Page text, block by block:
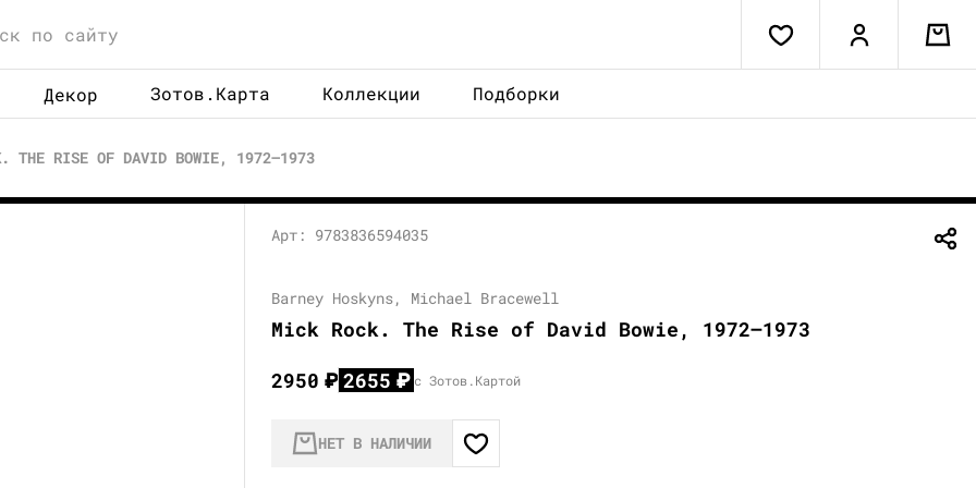
Декор Зотов.Карта Коллекции Подборки
THE RISE OF DAVID BOWIE, 1972—1973
Арт: 9783836594035
Barney Hoskyns, Michael Bracewell
Mick Rock. The Rise of David Bowie, 1972—1973
2950₽ 2655₽ с Зотов.Картой
НЕТ В НАЛИЧИИ